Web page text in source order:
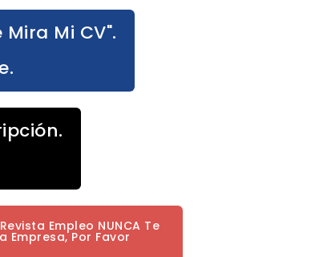
Mi CV".
Empleo NUNCA Te
Empresa, Por Favor